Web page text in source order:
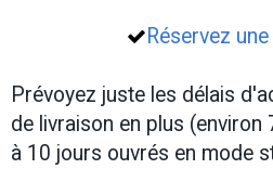
Réservez
Prévoyez juste les délais
de livraison en plus (environ
à 10 jours ouvrés en mode